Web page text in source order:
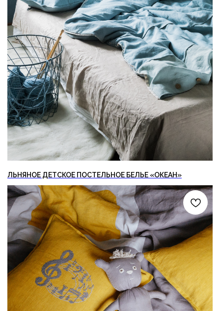
ЛЬНЯНОЕ ДЕТСКОЕ ПОСТЕЛЬНОЕ БЕЛЬЕ «ОКЕАН»